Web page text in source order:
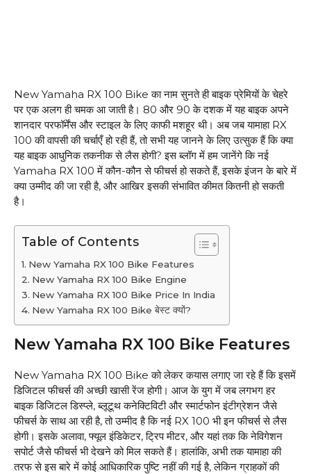
New Yamaha RX 100 Bike का नाम सुनते ही बाइक प्रेमियों के चेहरे
पर एक अलग ही चमक आ जाती है। 80 और 90 के दशक में यह बाइक अपने
शानदार परफॉर्मेंस और स्टाइल के लिए काफी मशहूर थी। अब जब यामाहा RX
100 की वापसी की चर्चाएँ हो रही हैं, तो सभी यह जानने के लिए उत्सुक हैं कि क्या
यह बाइक आधुनिक तकनीक से लैस होगी? इस ब्लॉग में हम जानेंगे कि नई
Yamaha RX 100 में कौन-कौन से फीचर्स हो सकते हैं, इसके इंजन के बारे में
क्या उम्मीद की जा रही है, और आखिर इसकी संभावित कीमत कितनी हो सकती
है।
Table of Contents
New Yamaha RX 100 Bike Features
New Yamaha RX 100 Bike Engine
New Yamaha RX 100 Bike Price In India
New Yamaha RX 100 Bike बेस्ट क्यों?
New Yamaha RX 100 Bike Features
New Yamaha RX 100 Bike को लेकर कयास लगाए जा रहे हैं कि इसमें
डिजिटल फीचर्स की अच्छी खासी रेंज होगी। आज के युग में जब लगभग हर
बाइक डिजिटल डिस्प्ले, ब्लूटूथ कनेक्टिविटी और स्मार्टफोन इंटीग्रेशन जैसे
फीचर्स के साथ आ रही है, तो उम्मीद है कि नई RX 100 भी इन फीचर्स से लैस
होगी। इसके अलावा, फ्यूल इंडिकेटर, ट्रिप मीटर, और यहां तक ​​कि नेविगेशन
सपोर्ट जैसे फीचर्स भी देखने को मिल सकते हैं। हालांकि, अभी तक यामाहा की
तरफ से इस बारे में कोई आधिकारिक पुष्टि नहीं की गई है, लेकिन ग्राहकों की